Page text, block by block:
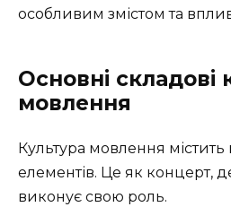
особливим змістом та
Основні складові
мовлення
Культура мовлення містить
елементів. Це як концерт,
виконує свою роль.